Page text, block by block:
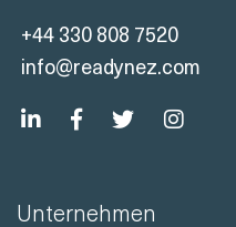
+44 330 808 7520
info@readynez.com
Unternehmen